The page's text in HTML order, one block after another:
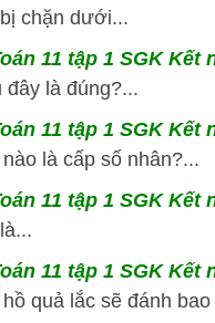
chặn dưới...
11 tập 1 SGK Kết
đây là đúng?...
11 tập 1 SGK Kết
là cấp số nhân?...
11 tập 1 SGK Kết
11 tập 1 SGK Kết
quả lắc sẽ đánh